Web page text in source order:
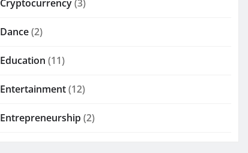
Cryptocurrency(3)
Dance(2)
Education (11)
Entertainment(12)
Entrepreneurship(2)